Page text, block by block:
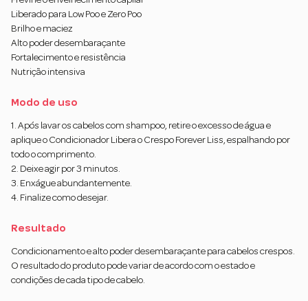
Liberado para Low Poo e Zero Poo
Brilho e maciez
Alto poder desembaraçante
Fortalecimento e resistência
Nutrição intensiva
Modo de uso
1. Após lavar os cabelos com shampoo, retire o excesso de água e
aplique o Condicionador Libera o Crespo Forever Liss, espalhando por
todo o comprimento.
2. Deixe agir por 3 minutos.
3. Enxágue abundantemente.
4. Finalize como desejar.
Resultado
Condicionamento e alto poder desembaraçante para cabelos crespos.
O resultado do produto pode variar de acordo com o estado e
condições de cada tipo de cabelo.